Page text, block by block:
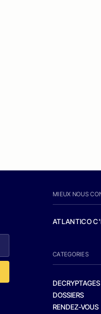
MIEUX NOUS
ATLANTICO
CATEGORIES
DECRYPTAGES
DOSSIERS
RENDEZ-VOUS